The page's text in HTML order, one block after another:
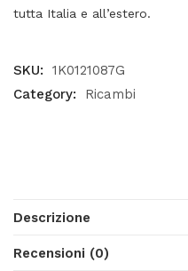
tutta Italia e all’estero.
SKU:
1K0121087G
Category:
Ricambi
Descrizione
Recensioni (0)